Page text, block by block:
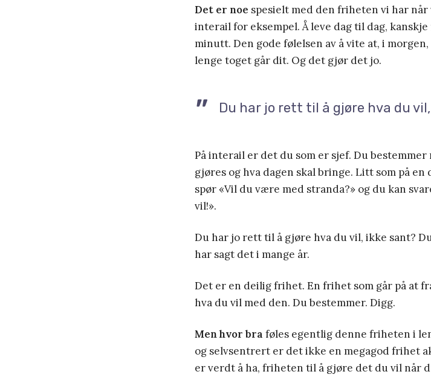
Det er noe spesielt med den friheten vi har
interail for eksempel. Å leve dag til dag,
minutt. Den gode følelsen av å vite at, i
lenge toget går dit. Og det gjør det jo.
Du har jo rett til å gjøre hva du
På interail er det du som er sjef. Du
gjøres og hva dagen skal bringe. Litt som på
spør «Vil du være med stranda?» og du kan
vil!».
Du har jo rett til å gjøre hva du vil, ikke sant?
har sagt det i mange år.
Det er en deilig frihet. En frihet som går på at
hva du vil med den. Du bestemmer. Digg.
Men hvor bra føles egentlig denne friheten i
og selvsentrert er det ikke en megagod frihet
er verdt å ha, friheten til å gjøre det du vil når